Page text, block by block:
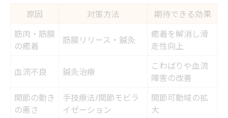
原因 対策方法
期待できる効果
筋肉・筋膜
の癒着
筋膜リリース・鍼灸
癒着を解消し滑
走性向上
血流不良 鍼灸治療
こわばりや血流
障害の改善
関節の動き
の悪さ
手技療法/関節モビラ
イゼーション
関節可動域の拡
大